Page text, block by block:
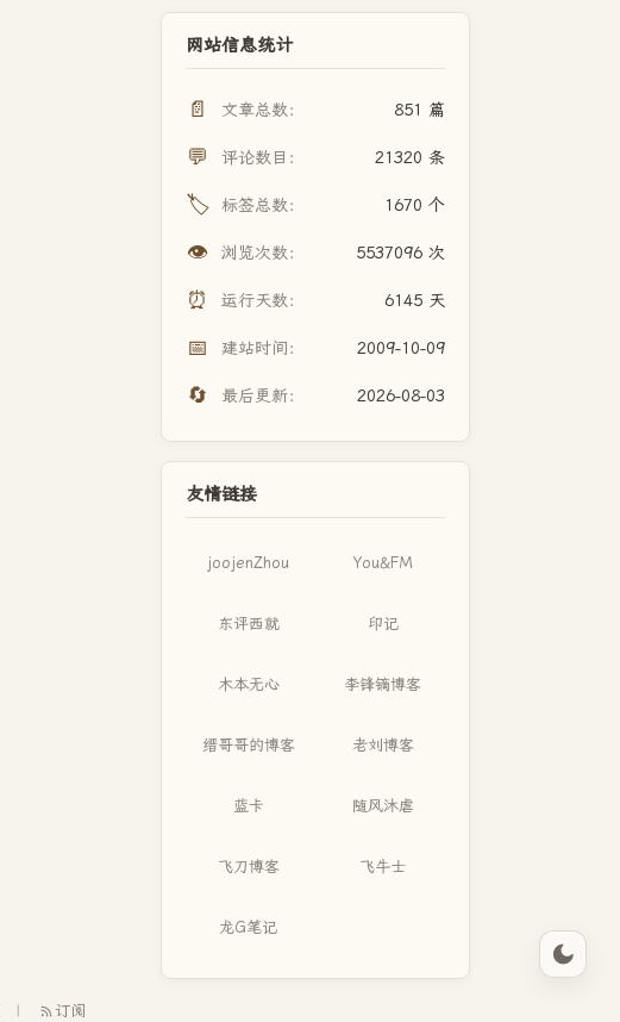
网站信息统计
📄 文章总数： 851 篇
💬 评论数目： 21320 条
🏷️ 标签总数： 1670 个
👁️ 浏览次数： 5537096 次
⏰ 运行天数： 6145 天
📅 建站时间： 2009-10-09
🔄 最后更新： 2026-08-03
友情链接
joojenZhou You&FM
东评西就 印记
木本无心 李锋镝博客
缙哥哥的博客 老刘博客
蓝卡 随风沐虐
飞刀博客 飞牛士
龙G笔记
订阅